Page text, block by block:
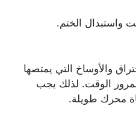
واستبدال الختم.
والأوساخ التي يمتصها
الوقت. لذلك يجب
محرك طويلة.